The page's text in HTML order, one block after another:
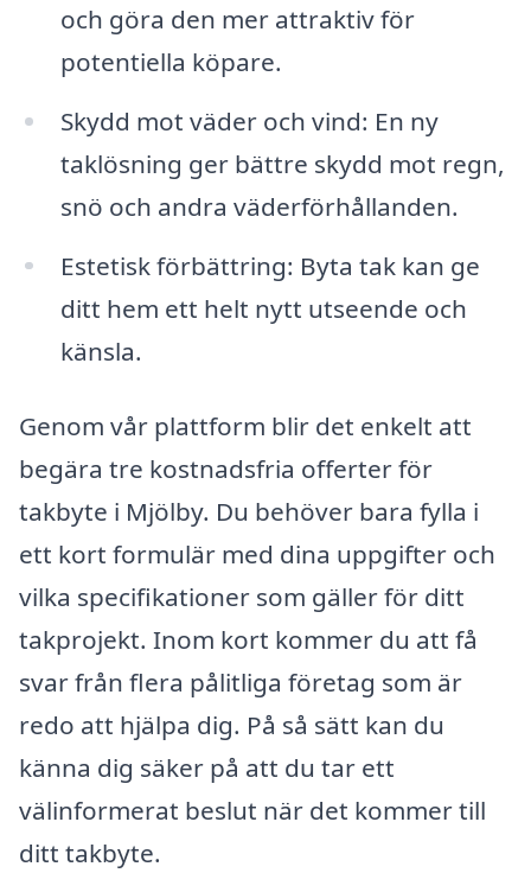
och göra den mer attraktiv för
potentiella köpare.
Skydd mot väder och vind: En ny
taklösning ger bättre skydd mot regn,
snö och andra väderförhållanden.
Estetisk förbättring: Byta tak kan ge
ditt hem ett helt nytt utseende och
känsla.
Genom vår plattform blir det enkelt att
begära tre kostnadsfria offerter för
takbyte i Mjölby. Du behöver bara fylla i
ett kort formulär med dina uppgifter och
vilka specifikationer som gäller för ditt
takprojekt. Inom kort kommer du att få
svar från flera pålitliga företag som är
redo att hjälpa dig. På så sätt kan du
känna dig säker på att du tar ett
välinformerat beslut när det kommer till
ditt takbyte.